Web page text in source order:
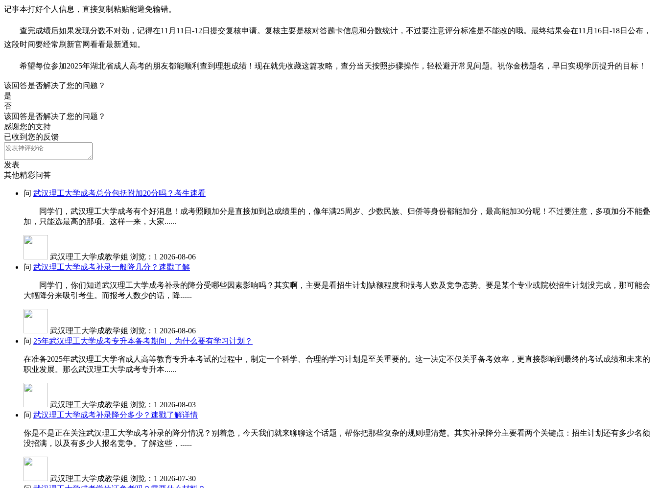
记事本打好个人信息，直接复制粘贴能避免输错。
查完成绩后如果发现分数不对劲，记得在11月11日-12日提交复核申请。复核主要是核对答题卡信息和分数统计，不过要注意评分标准是不能改的哦。最终结果会在11月16日-18日公布，
这段时间要经常刷新官网看看最新通知。
希望每位参加2025年湖北省成人高考的朋友都能顺利查到理想成绩！现在就先收藏这篇攻略，查分当天按照步骤操作，轻松避开常见问题。祝你金榜题名，早日实现学历提升的目标！
该回答是否解决了您的问题？
是
否
该回答是否解决了您的问题？
感谢您的支持
已收到您的反馈
发表
其他精彩问答
问 武汉理工大学成考总分包括附加20分吗？考生速看
同学们，武汉理工大学成考有个好消息！成考照顾加分是直接加到总成绩里的，像年满25周岁、少数民族、归侨等身份都能加分，最高能加30分呢！不过要注意，多项加分不能叠
加，只能选最高的那项。这样一来，大家......
武汉理工大学成教学姐 浏览：1 2026-08-06
问 武汉理工大学成考补录一般降几分？速戳了解
同学们，你们知道武汉理工大学成考补录的降分受哪些因素影响吗？其实啊，主要是看招生计划缺额程度和报考人数及竞争态势。要是某个专业或院校招生计划没完成，那可能会
大幅降分来吸引考生。而报考人数少的话，降......
武汉理工大学成教学姐 浏览：1 2026-08-06
问 25年武汉理工大学成考专升本备考期间，为什么要有学习计划？
在准备2025年武汉理工大学省成人高等教育专升本考试的过程中，制定一个科学、合理的学习计划是至关重要的。这一决定不仅关乎备考效率，更直接影响到最终的考试成绩和未来的
职业发展。那么武汉理工大学成考专升本......
武汉理工大学成教学姐 浏览：1 2026-08-03
问 武汉理工大学成考补录降分多少？速戳了解详情
你是不是正在关注武汉理工大学成考补录的降分情况？别着急，今天我们就来聊聊这个话题，帮你把那些复杂的规则理清楚。其实补录降分主要看两个关键点：招生计划还有多少名额
没招满，以及有多少人报名竞争。了解这些，......
武汉理工大学成教学姐 浏览：1 2026-07-30